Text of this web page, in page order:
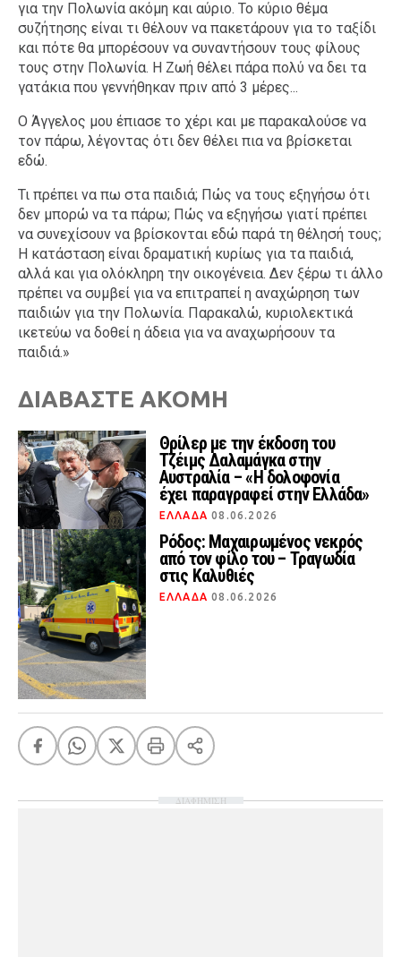
για την Πολωνία ακόμη και αύριο. Το κύριο θέμα
συζήτησης είναι τι θέλουν να πακετάρουν για το ταξίδι
και πότε θα μπορέσουν να συναντήσουν τους φίλους
τους στην Πολωνία. Η Ζωή θέλει πάρα πολύ να δει τα
γατάκια που γεννήθηκαν πριν από 3 μέρες...
Ο Άγγελος μου έπιασε το χέρι και με παρακαλούσε να
τον πάρω, λέγοντας ότι δεν θέλει πια να βρίσκεται
εδώ.
Τι πρέπει να πω στα παιδιά; Πώς να τους εξηγήσω ότι
δεν μπορώ να τα πάρω; Πώς να εξηγήσω γιατί πρέπει
να συνεχίσουν να βρίσκονται εδώ παρά τη θέλησή τους;
Η κατάσταση είναι δραματική κυρίως για τα παιδιά,
αλλά και για ολόκληρη την οικογένεια. Δεν ξέρω τι άλλο
πρέπει να συμβεί για να επιτραπεί η αναχώρηση των
παιδιών για την Πολωνία. Παρακαλώ, κυριολεκτικά
ικετεύω να δοθεί η άδεια για να αναχωρήσουν τα
παιδιά.»
ΔΙΑΒΑΣΤΕ ΑΚΟΜΗ
Θρίλερ με την έκδοση του
Τζέιμς Δαλαμάγκα στην
Αυστραλία – «Η δολοφονία
έχει παραγραφεί στην Ελλάδα»
ΕΛΛΑΔΑ 08.06.2026
Ρόδος: Μαχαιρωμένος νεκρός
από τον φίλο του – Τραγωδία
στις Καλυθιές
ΕΛΛΑΔΑ 08.06.2026
ΔΙΑΦΗΜΙΣΗ